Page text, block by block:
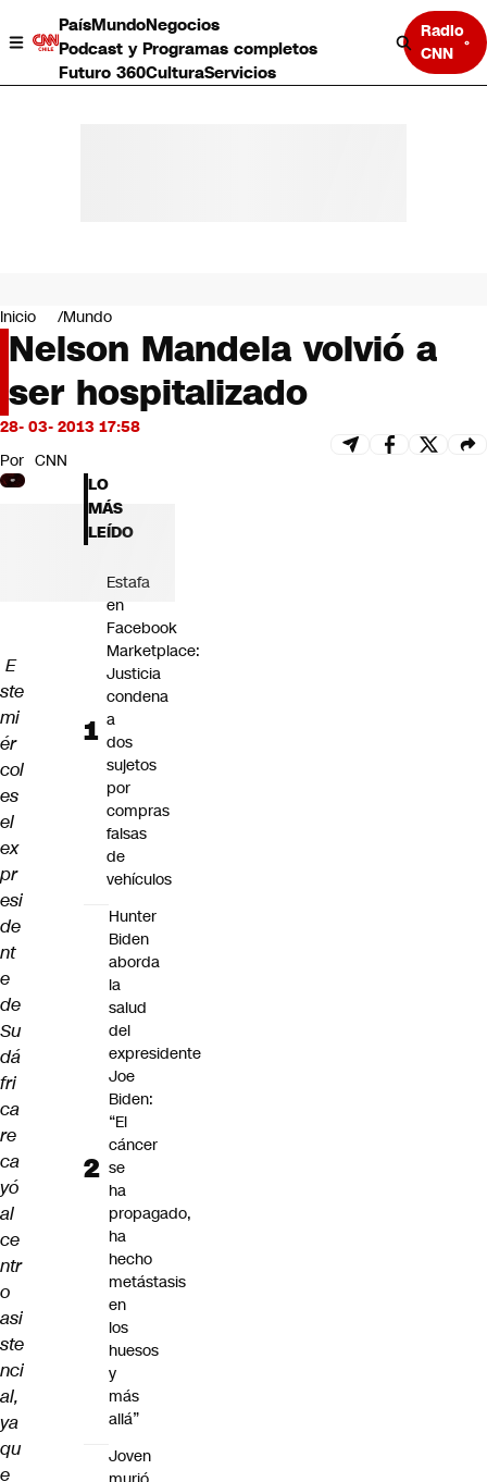
PaísMundoNegocios
Podcast y Programas completos
Futuro 360CulturaServicios
Radio
CNN
Negocios
Deportes
Programas completos
Cultura
Servicios
Bits
CNN Data
CNN tiempo
Futuro 360
Inicio Mundo
Nelson Mandela volvió a
ser hospitalizado
28- 03- 2013 17:58
Por CNN
E
ste
mi
ér
col
es
el
ex
pr
esi
de
nt
e
de
Su
dá
fri
ca
re
ca
yó
al
ce
ntr
o
asi
ste
nci
al,
ya
qu
e
LO
MÁS
LEÍDO
Estafa
en
Facebook
Marketplace:
Justicia
condena
a
dos
sujetos
por
compras
falsas
de
vehículos
Hunter
Biden
aborda
la
salud
del
expresidente
Joe
Biden:
“El
cáncer
se
ha
propagado,
ha
hecho
metástasis
en
los
huesos
y
más
allá”
Joven